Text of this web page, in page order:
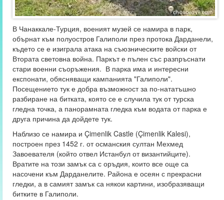
В Чанаккале-Турция, военият музей се намира в парк,
обърнат към полуостров Галиполи през протока Дарданели,
където се е изиграла атака на съюзническите войски от
Втората световна война. Паркът е пълен със разпръснати
стари военни съоръжения. В парка има и интересни
експонати, обясняващи кампанията "Галиполи".
Посещението тук е добра възможност за по-нататъшно
разбиране на битката, която се е случила тук от турска
гледна точка, а панорамната гледка към водата от парка е
друга причина да дойдете тук.
Наблизо се намира и Çimenlik Castle (Çimenlik Kalesi),
построен през 1452 г. от османския султан Мехмед
Завоевателя (който отвел Истанбул от византийците).
Вратите на този замък са с оръдия, които все още са
насочени към Дарданелите. Района е осеян с прекрасни
гледки, а в самият замък са някои картини, изобразяващи
битките в Галиполи.